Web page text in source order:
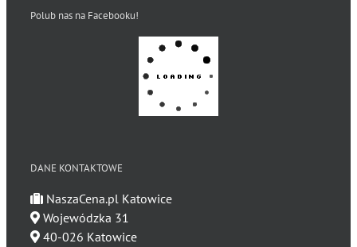
Polub nas na Facebooku!
DANE KONTAKTOWE
NaszaCena.pl Katowice
Wojewódzka 31
40-026 Katowice